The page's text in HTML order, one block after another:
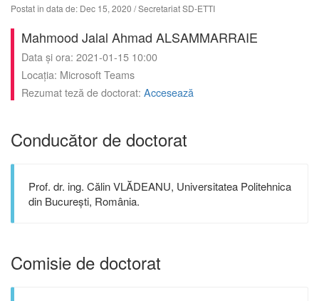
Postat în data de: Dec 15, 2020 / Secretariat SD-ETTI
Mahmood Jalal Ahmad ALSAMMARRAIE
Data și ora: 2021-01-15 10:00
Locația: Microsoft Teams
Rezumat teză de doctorat: Accesează
Conducător de doctorat
Prof. dr. ing. Călin VLĂDEANU, Universitatea Politehnica
din București, România.
Comisie de doctorat